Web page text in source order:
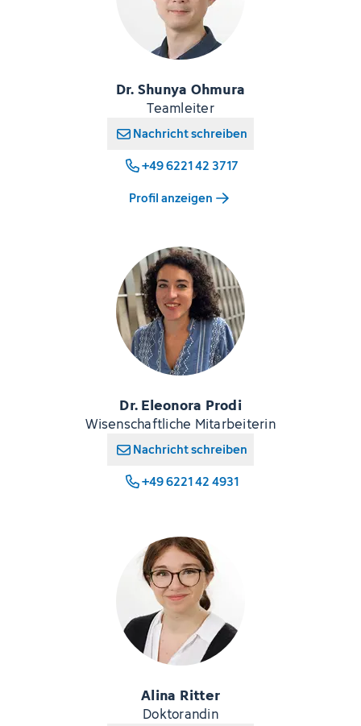
Dr. Shunya Ohmura
Teamleiter
Nachricht schreiben
+49 6221 42 3717
Profil anzeigen
Dr. Eleonora Prodi
Wisenschaftliche Mitarbeiterin
Nachricht schreiben
+49 6221 42 4931
Alina Ritter
Doktorandin